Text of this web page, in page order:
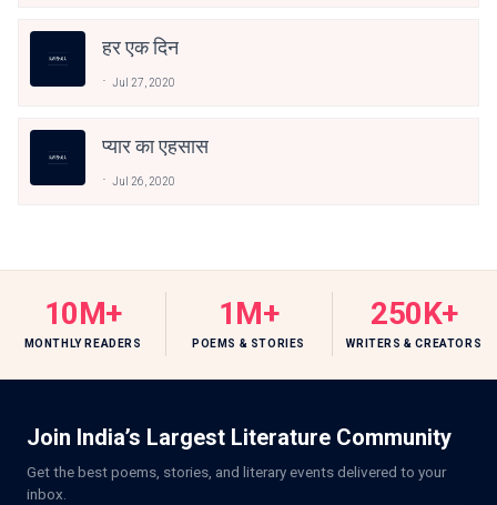
हर एक दिन
Jul 27, 2020
प्यार का एहसास
Jul 26, 2020
10M+
MONTHLY READERS
1M+
POEMS & STORIES
250K+
WRITERS & CREATORS
Join India’s Largest Literature Community
Get the best poems, stories, and literary events delivered to your
inbox.